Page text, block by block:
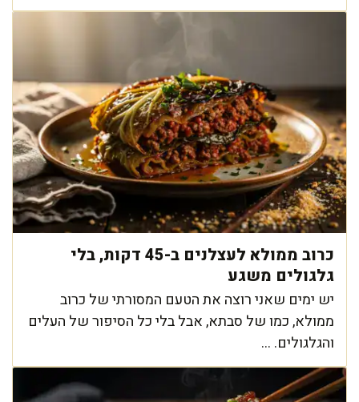
כרוב ממולא לעצלנים ב-45 דקות, בלי
גלגולים משגע
יש ימים שאני רוצה את הטעם המסורתי של כרוב
ממולא, כמו של סבתא, אבל בלי כל הסיפור של העלים
והגלגולים. ...